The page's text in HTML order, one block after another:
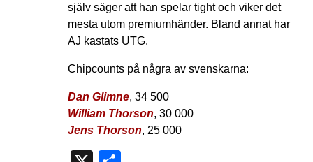
själv säger att han spelar tight och viker det
mesta utom premiumhänder. Bland annat har
AJ kastats UTG.
Chipcounts på några av svenskarna:
Dan Glimne, 34 500
William Thorson, 30 000
Jens Thorson, 25 000